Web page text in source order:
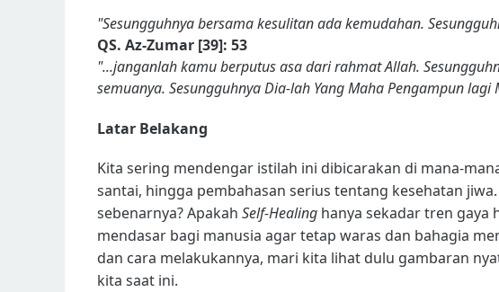
"Sesungguhnya bersama kesulitan ada kemudahan.
QS. Az-Zumar [39]: 53
"...janganlah kamu berputus asa dari rahmat Allah.
semuanya. Sesungguhnya Dia-lah Yang Maha Pengampun lagi
Latar Belakang
Kita sering mendengar istilah ini dibicarakan di mana-
santai, hingga pembahasan serius tentang kesehatan
sebenarnya? Apakah Self-Healing hanya sekadar tren gaya
mendasar bagi manusia agar tetap waras dan bahagia
dan cara melakukannya, mari kita lihat dulu gambaran
kita saat ini.